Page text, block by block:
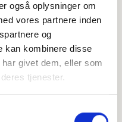
også oplysninger om
vores partnere inden
og
kan kombinere disse
givet dem, eller som
tjenester.
2023